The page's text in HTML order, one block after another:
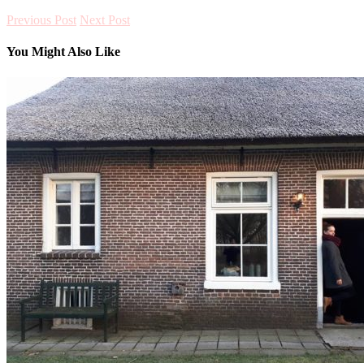
Previous Post Next Post
You Might Also Like